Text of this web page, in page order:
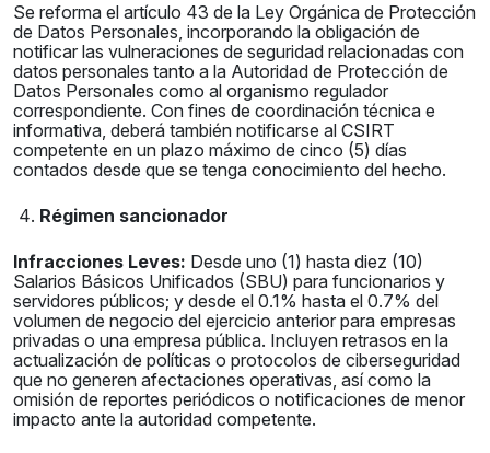
Se reforma el artículo 43 de la Ley Orgánica de Protección
de Datos Personales, incorporando la obligación de
notificar las vulneraciones de seguridad relacionadas con
datos personales tanto a la Autoridad de Protección de
Datos Personales como al organismo regulador
correspondiente. Con fines de coordinación técnica e
informativa, deberá también notificarse al CSIRT
competente en un plazo máximo de cinco (5) días
contados desde que se tenga conocimiento del hecho.
Régimen sancionador
Infracciones Leves: Desde uno (1) hasta diez (10)
Salarios Básicos Unificados (SBU) para funcionarios y
servidores públicos; y desde el 0.1% hasta el 0.7% del
volumen de negocio del ejercicio anterior para empresas
privadas o una empresa pública. Incluyen retrasos en la
actualización de políticas o protocolos de ciberseguridad
que no generen afectaciones operativas, así como la
omisión de reportes periódicos o notificaciones de menor
impacto ante la autoridad competente.